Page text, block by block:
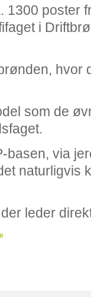
1300 poster
i
hvor
som de
basen, via
naturligvis
leder